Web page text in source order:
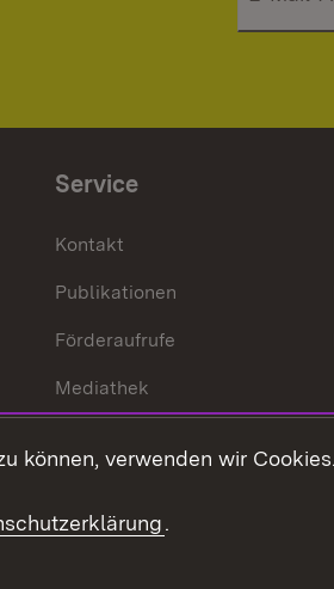
Service
Kontakt
Publikationen
Förderaufrufe
Mediathek
können, verwenden wir Cookies.
.